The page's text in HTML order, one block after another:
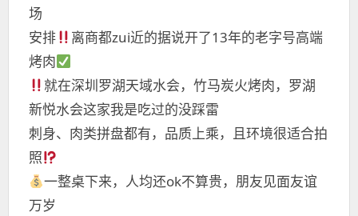
场
安排
离商都zui近的据说开了13年的老字号高端
烤肉
就在深圳罗湖天域水会，竹马炭火烤肉，罗湖
新悦水会这家我是吃过的没踩雷
刺身、肉类拼盘都有，品质上乘，且环境很适合拍
照
一整桌下来，人均还ok不算贵，朋友见面友谊
万岁